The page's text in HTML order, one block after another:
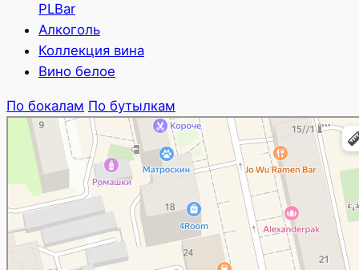
PLBar
Алкоголь
Коллекция вина
Вино белое
По бокалам По бутылкам